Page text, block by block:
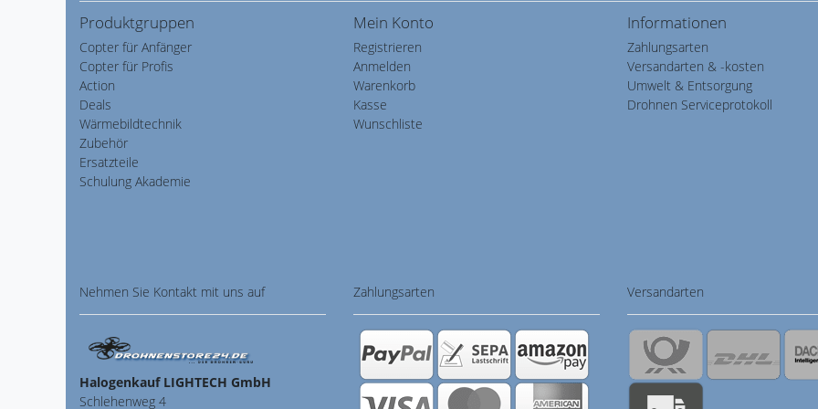
Produktgruppen
Copter für Anfänger
Copter für Profis
Action
Deals
Wärmebildtechnik
Zubehör
Ersatzteile
Schulung Akademie
Mein Konto
Registrieren
Anmelden
Warenkorb
Kasse
Wunschliste
Informationen
Zahlungsarten
Versandarten & -kosten
Umwelt & Entsorgung
Drohnen Serviceprotokoll
Nehmen Sie Kontakt mit uns auf
Halogenkauf LIGHTECH GmbH
Schlehenweg 4
Zahlungsarten Versandarten